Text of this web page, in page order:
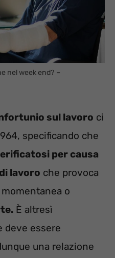
nel week end? –
sul lavoro ci
specificando che
per causa
lavoro che provoca
momentanea o
È altresì
deve essere
una relazione